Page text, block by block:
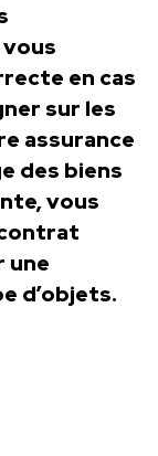
en cas
sur les
assurance
des biens
vous
une
d’objets.